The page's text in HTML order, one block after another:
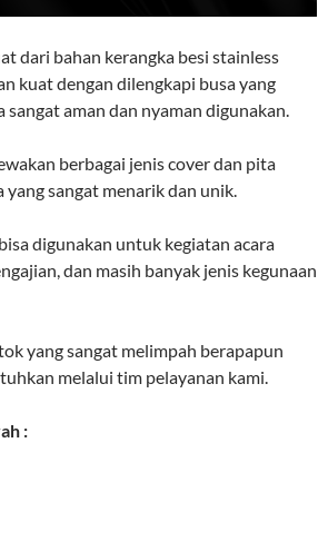
dari bahan kerangka besi stainless
kuat dengan dilengkapi busa yang
sangat aman dan nyaman digunakan.
berbagai jenis cover dan pita
sangat menarik dan unik.
digunakan untuk kegiatan acara
dan masih banyak jenis kegunaan
yang sangat melimpah berapapun
melalui tim pelayanan kami.
: